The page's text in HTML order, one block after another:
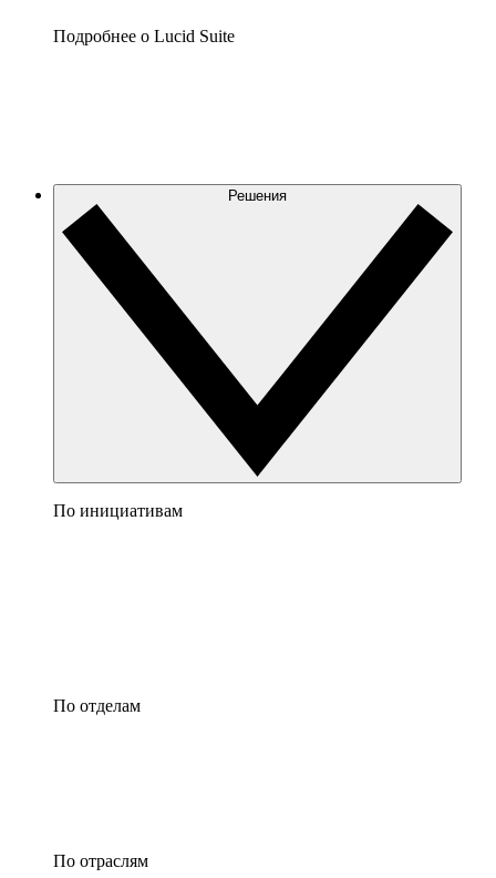
Подробнее о Lucid Suite
Решения
По инициативам
По отделам
По отраслям